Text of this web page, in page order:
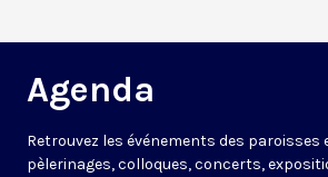
Agenda
Retrouvez les événements des paroisses
pèlerinages, colloques, concerts,